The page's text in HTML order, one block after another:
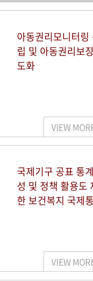
아동권리모니터링
립 및 아동권리보
도화
VIEW
국제기구 공표 통
성 및 정책 활용도
한 보건복지 국제
VIEW